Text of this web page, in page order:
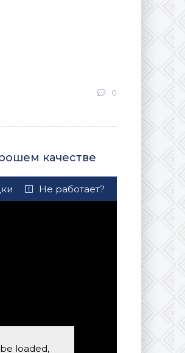
0
качестве
Не работает?
loaded,